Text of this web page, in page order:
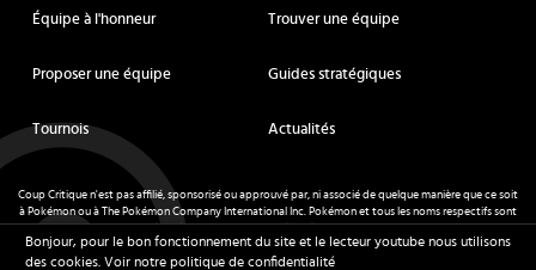
Équipe à l'honneur Trouver une équipe
Proposer une équipe Guides stratégiques
Tournois Actualités
Coup Critique n'est pas affilié, sponsorisé ou approuvé par, ni associé de quelque manière que ce soit
à Pokémon ou à The Pokémon Company International Inc. Pokémon et tous les noms respectifs sont
des marques déposées et des marques déposées. © de Nintendo 1996-2026.
Mentions légales - CGU- Tous droits réservés - Coup Critique
Bonjour, pour le bon fonctionnement du site et le lecteur youtube nous utilisons
des cookies. Voir notre politique de confidentialité